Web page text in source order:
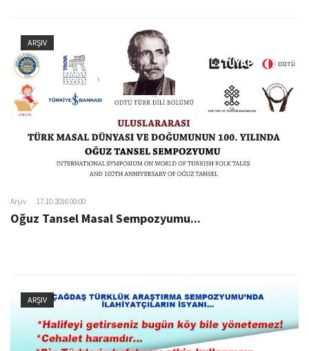
ARŞIV
Arşiv 17.10.2016 00:00
Oğuz Tansel Masal Sempozyumu...
ARŞIV